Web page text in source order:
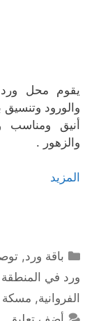
يقوم محل ورد
والورود وتنسيق
أنيق ومناسب
والزهور .
المزيد
التصنيفات
باقة ورد,
ورد في المنطقة
الفروانية,